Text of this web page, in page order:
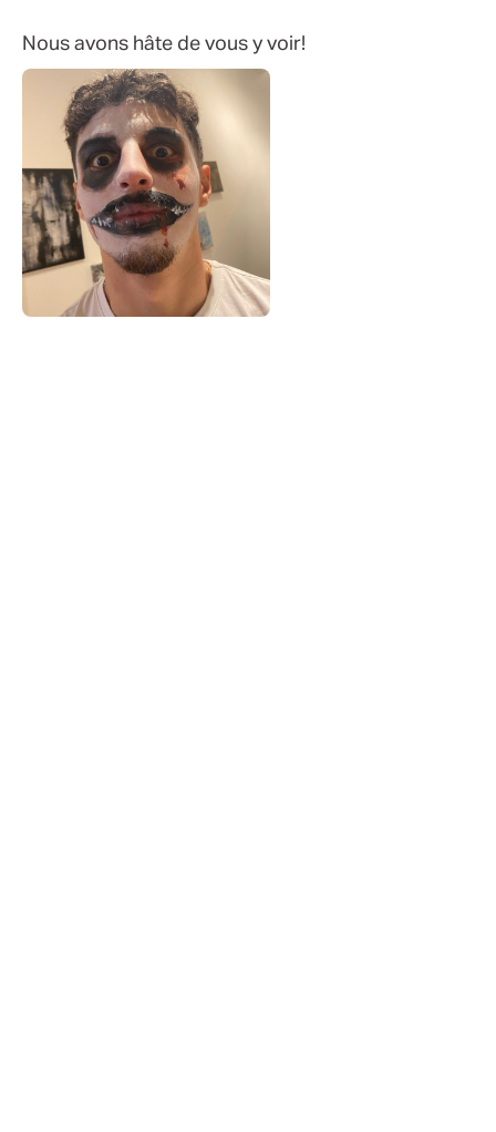
Nous avons hâte de vous y voir!